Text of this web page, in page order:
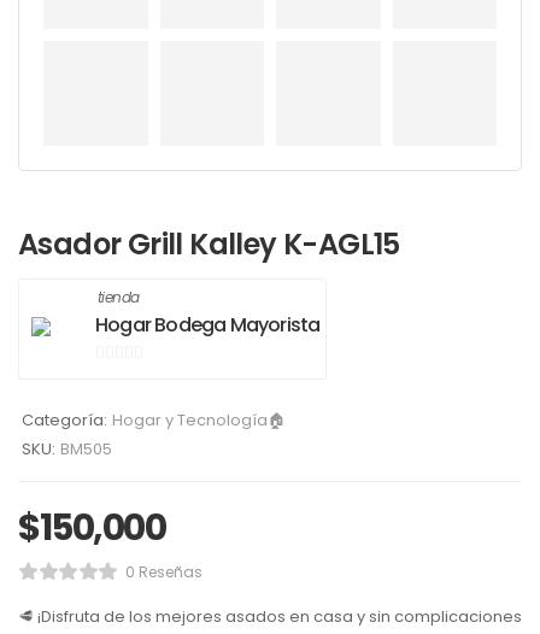
Asador Grill Kalley K-AGL15
tienda
Hogar Bodega Mayorista
5
Categoría: Hogar y Tecnología🏠
SKU: BM505
$150,000
0 Reseñas
🥩 ¡Disfruta de los mejores asados en casa y sin complicaciones